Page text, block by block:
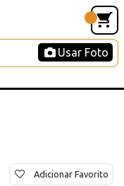
Usar Foto
Adicionar Favorito